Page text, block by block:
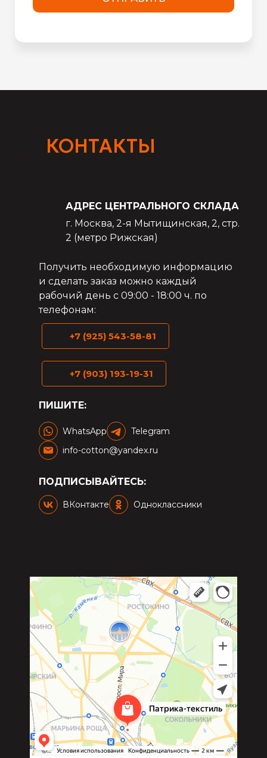
КОНТАКТЫ
АДРЕС ЦЕНТРАЛЬНОГО СКЛАДА
г. Москва, 2-я Мытищинская, 2, стр.
2 (метро Рижская)
Получить необходимую информацию
и сделать заказ можно каждый
рабочий день с 09:00 - 18:00 ч. по
телефонам:
+7 (925) 543-58-81
+7 (903) 193-19-31
ПИШИТЕ:
WhatsApp
Telegram
info-cotton@yandex.ru
ПОДПИСЫВАЙТЕСЬ:
ВКонтакте Одноклассники